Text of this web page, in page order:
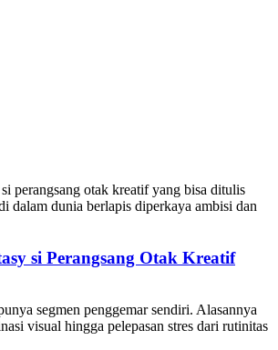
si Perangsang Otak Kreatif